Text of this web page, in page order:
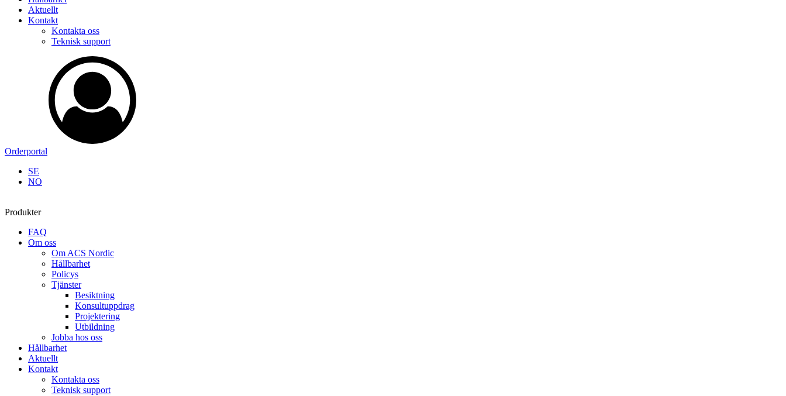
Aktuellt
Kontakt
Kontakta oss
Teknisk support
Orderportal
SE
NO
Produkter
FAQ
Om oss
Om ACS Nordic
Hållbarhet
Policys
Tjänster
Besiktning
Konsultuppdrag
Projektering
Utbildning
Jobba hos oss
Hållbarhet
Aktuellt
Kontakt
Kontakta oss
Teknisk support